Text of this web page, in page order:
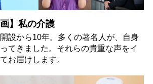
】私の介護
設から10年。多くの著名人が、自身
てきました。それらの貴重な声をイ
お届けします。